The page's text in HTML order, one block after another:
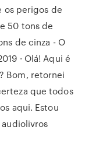
os perigos de
50 tons de
de cinza - O
· Olá! Aqui é
Bom, retornei
que todos
aqui. Estou